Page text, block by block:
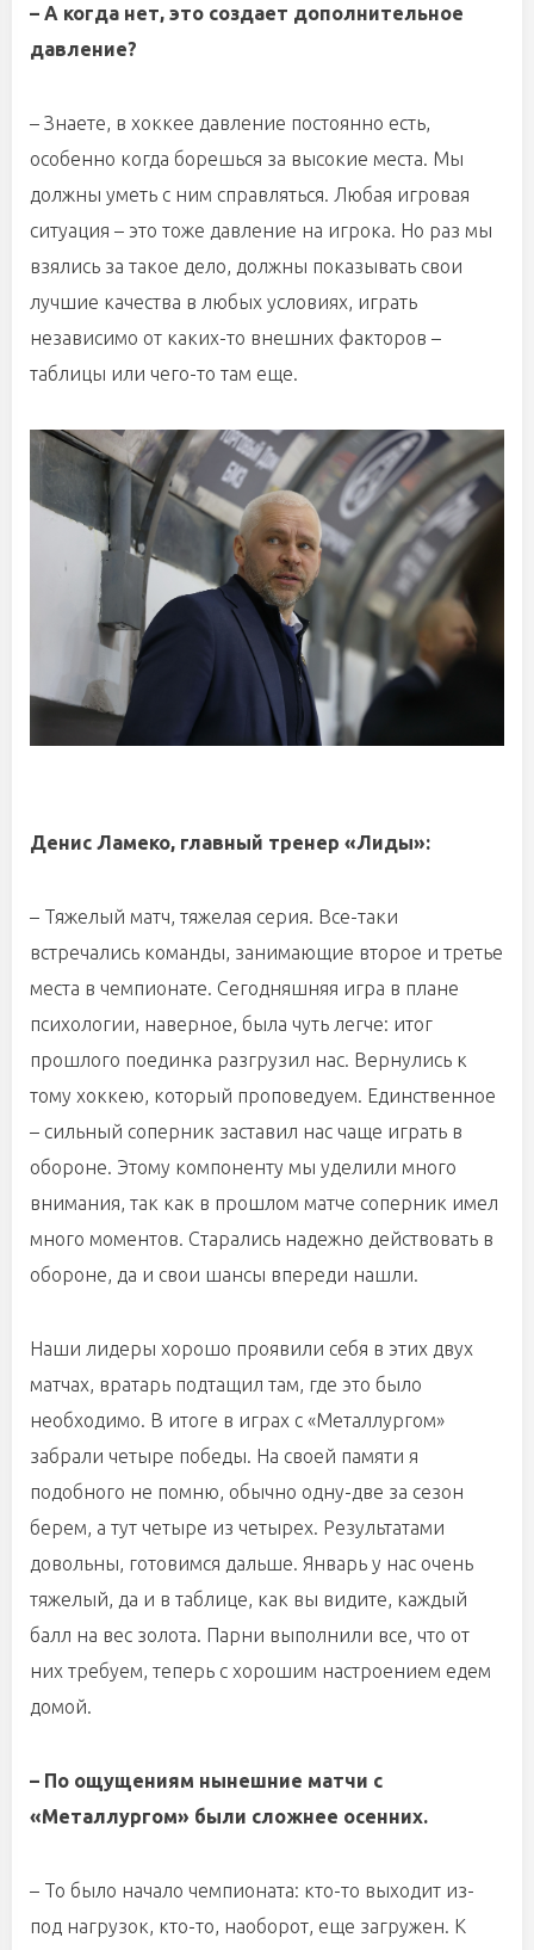
– А когда нет, это создает дополнительное
давление?
– Знаете, в хоккее давление постоянно есть,
особенно когда борешься за высокие места. Мы
должны уметь с ним справляться. Любая игровая
ситуация – это тоже давление на игрока. Но раз мы
взялись за такое дело, должны показывать свои
лучшие качества в любых условиях, играть
независимо от каких-то внешних факторов –
таблицы или чего-то там еще.
Денис Ламеко, главный тренер «Лиды»:
– Тяжелый матч, тяжелая серия. Все-таки
встречались команды, занимающие второе и третье
места в чемпионате. Сегодняшняя игра в плане
психологии, наверное, была чуть легче: итог
прошлого поединка разгрузил нас. Вернулись к
тому хоккею, который проповедуем. Единственное
– сильный соперник заставил нас чаще играть в
обороне. Этому компоненту мы уделили много
внимания, так как в прошлом матче соперник имел
много моментов. Старались надежно действовать в
обороне, да и свои шансы впереди нашли.
Наши лидеры хорошо проявили себя в этих двух
матчах, вратарь подтащил там, где это было
необходимо. В итоге в играх с «Металлургом»
забрали четыре победы. На своей памяти я
подобного не помню, обычно одну-две за сезон
берем, а тут четыре из четырех. Результатами
довольны, готовимся дальше. Январь у нас очень
тяжелый, да и в таблице, как вы видите, каждый
балл на вес золота. Парни выполнили все, что от
них требуем, теперь с хорошим настроением едем
домой.
– По ощущениям нынешние матчи с
«Металлургом» были сложнее осенних.
– То было начало чемпионата: кто-то выходит из-
под нагрузок, кто-то, наоборот, еще загружен. К